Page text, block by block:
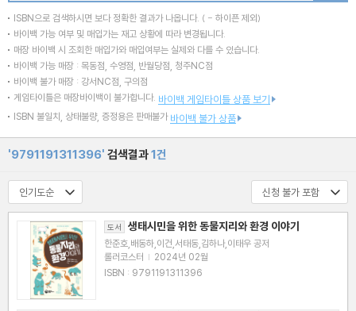
ISBN으로 검색하시면 보다 정확한 결과가 나옵니다. ( - 하이픈 제외)
바이백 가능 여부 및 매입가는 재고 상황에 따라 변경됩니다.
매장 바이백 시 조회한 매입가와 매입여부는 실제와 다를 수 있습니다.
바이백 가능 매장 : 목동점, 수영점, 반월당점, 청주NC점
바이백 불가 매장 : 강서NC점, 구의점
게임타이틀은 매장바이백이 불가합니다. 바이백 게임타이틀 상품 보기
ISBN 불일치, 상태불량, 증정용은 판매불가 바이백 불가 상품
'9791191311396' 검색결과1건
도서 생태시민을 위한 동물지리와 환경 이야기
한준호,배동하,이건,서태동,김하나,이태우 공저
롤러코스터 | 2024년 02월
ISBN : 9791191311396